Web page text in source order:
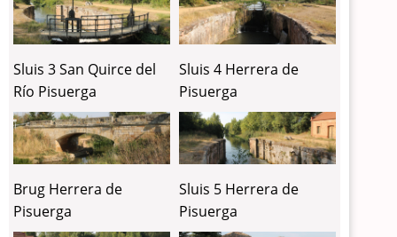
Sluis 3 San Quirce del
Río Pisuerga
Sluis 4 Herrera de
Pisuerga
Brug Herrera de
Pisuerga
Sluis 5 Herrera de
Pisuerga